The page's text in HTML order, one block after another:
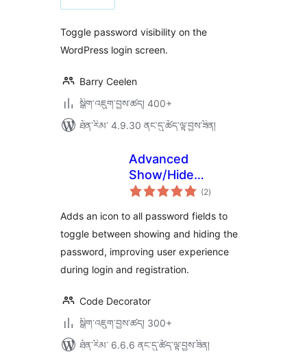
Toggle password visibility on the
WordPress login screen.
Barry Ceelen
སྒྲིག་འཇུག་བྱས་ཚད། 400+
ཐོན་རིམ་ 4.9.30 ནང་དུ་ཚོད་ལྟ་བྱས་ཟིན།
Advanced
Show/Hide
Password
(2གདེང་
འཇོག་
ཚང་།
)
Adds an icon to all password fields to
toggle between showing and hiding the
password, improving user experience
during login and registration.
Code Decorator
སྒྲིག་འཇུག་བྱས་ཚད། 300+
ཐོན་རིམ་ 6.6.6 ནང་དུ་ཚོད་ལྟ་བྱས་ཟིན།